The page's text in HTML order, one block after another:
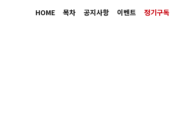
HOME 목차 공지사항 이벤트 정기구독